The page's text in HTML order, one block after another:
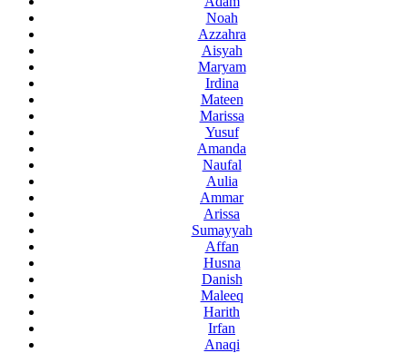
Noah
Azzahra
Aisyah
Maryam
Irdina
Mateen
Marissa
Yusuf
Amanda
Naufal
Aulia
Ammar
Arissa
Sumayyah
Affan
Husna
Danish
Maleeq
Harith
Irfan
Anaqi